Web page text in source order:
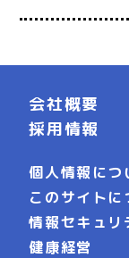
会社概要
採用情報
個人情報につ
このサイトに
情報セキュリ
健康経営